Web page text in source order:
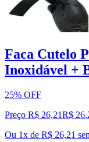
Faca Cutelo
Inoxidável +
25% OFF
Preço R$ 26,21R$ 26,
Ou 1x de R$ 26,21